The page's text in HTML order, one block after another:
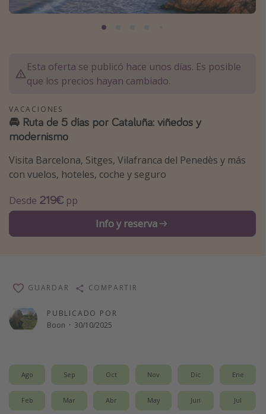
Marruecos
Tailandia
Maldivas
Albania
Camping
Viajes en tren
Viajar sola como mujer
Vacaciones de Playa
Escapadas románticas
Trabajar en el extranjero
Cruceros por el Mediterráneo
Esta oferta se publicó hace unos días. Es posible
que los precios hayan cambiado.
VACACIONES
🚘 Ruta de 5 días por Cataluña: viñedos y
modernismo
Visita Barcelona, Sitges, Vilafranca del Penedès y más
con vuelos, hoteles, coche y seguro
Desde 219€ pp
Info y reserva
PUBLICADO POR
Boon · 30/10/2025
GUARDAR COMPARTIR
Ago Sep Oct Nov Dic Ene
Feb Mar Abr May Jun Jul